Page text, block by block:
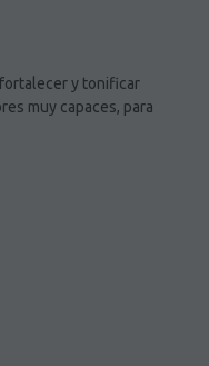
y tonificar
muy capaces, para